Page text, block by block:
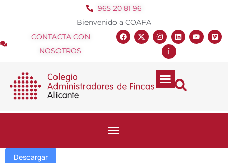
965 20 81 96
Bienvenido a COAFA
CONTACTA CON
NOSOTROS
Descargar